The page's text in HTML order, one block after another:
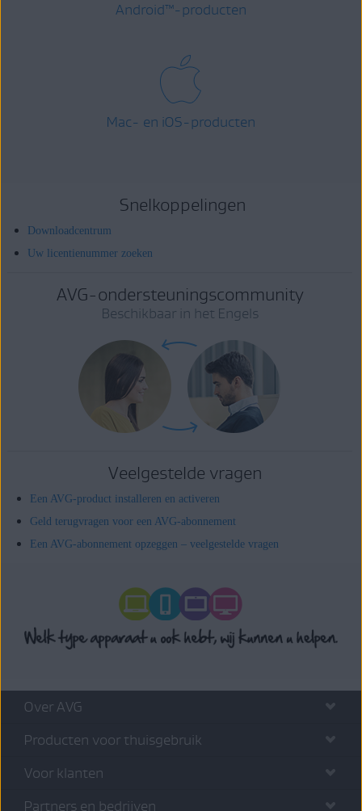
Android™-producten
Mac- en iOS-producten
Snelkoppelingen
Downloadcentrum
Uw licentienummer zoeken
AVG-ondersteuningscommunity
Beschikbaar in het Engels
Veelgestelde vragen
Een AVG-product installeren en activeren
Geld terugvragen voor een AVG-abonnement
Een AVG-abonnement opzeggen – veelgestelde vragen
Over AVG
Producten voor thuisgebruik
Voor klanten
Partners en bedrijven